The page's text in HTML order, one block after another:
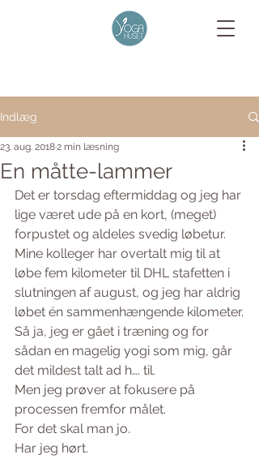
Indlæg
En måtte-lammer
23. aug. 20182 min læsning
Det er torsdag eftermiddag og jeg har
lige været ude på en kort, (meget)
forpustet og aldeles svedig løbetur.
Mine kolleger har overtalt mig til at
løbe fem kilometer til DHL stafetten i
slutningen af august, og jeg har aldrig
løbet én sammenhængende kilometer.
Så ja, jeg er gået i træning og for
sådan en magelig yogi som mig, går
det mildest talt ad h…. til.
Men jeg prøver at fokusere på
processen fremfor målet.
For det skal man jo.
Har jeg hørt.